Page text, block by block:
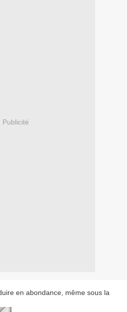
Publicité
en abondance, même sous la